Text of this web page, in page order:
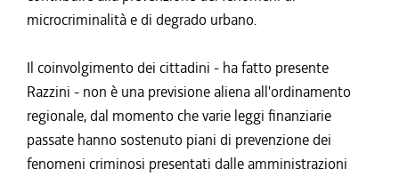
microcriminalità e di degrado urbano.
Il coinvolgimento dei cittadini - ha fatto presente
Razzini - non è una previsione aliena all'ordinamento
regionale, dal momento che varie leggi finanziarie
passate hanno sostenuto piani di prevenzione dei
fenomeni criminosi presentati dalle amministrazioni